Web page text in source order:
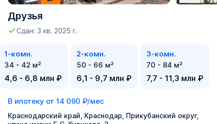
Друзья
Сдан: 3 кв. 2025 г.
1-комн.
34 - 42 м²
4,6 - 6,8 млн ₽
2-комн.
50 - 66 м²
6,1 - 9,7 млн ₽
3-комн.
70 - 84 м²
7,7 - 11,3 млн ₽
В ипотеку от 14 090 ₽/мес
Краснодарский край, Краснодар, Прикубанский округ,